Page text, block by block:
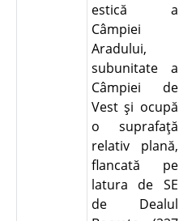
estică a
Câmpiei
Aradului,
subunitate a
Câmpiei de
Vest şi ocupă
o suprafaţă
relativ plană,
flancată pe
latura de SE
de Dealul